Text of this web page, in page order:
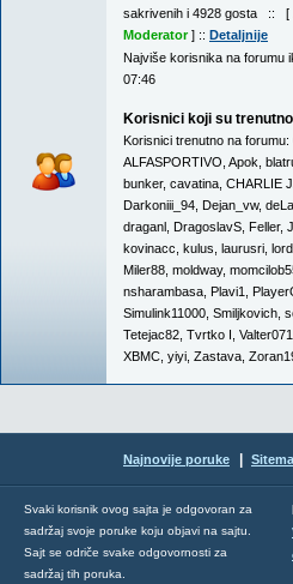
sakrivenih i 4928 gosta :: [
Moderator] :: Detaljnije
Najviše korisnika na forumu
07:46
Korisnici koji su
Korisnici trenutno na forumu:
ALFASPORTIVO Apok
bunker, cavatina CHARLIE
Darkoniii_94 Dejan_vw,
draganl DragoslavS Feller,
kovinacc kulus laurusri
Miler88 moldway,
nsharambasa Plavi1
Simulink11000 Smiljkovich
Tetejac82 Tvrtko I Valter071
XBMC yiyi Zastava
Najnovije poruke
Svaki korisnik ovog sajta je odgovoran za
sadržaj svoje poruke koju objavi na sajtu.
Sajt se odriče svake odgovornosti za
sadržaj tih poruka.